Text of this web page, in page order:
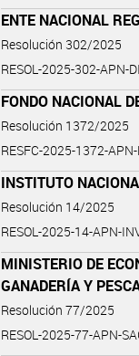
ENTE NACIONAL
Resolución 302/2025
RESOL-2025-302-APN-
FONDO NACIONAL
Resolución 1372/2025
RESFC-2025-1372-
INSTITUTO
Resolución 14/2025
RESOL-2025-14-APN-
MINISTERIO DE
GANADERÍA Y
Resolución 77/2025
RESOL-2025-77-APN-